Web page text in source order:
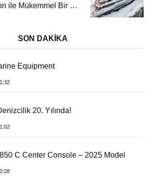
ile Mükemmel Bir Yat
SON DAKİKA
Equipment
20. Yılında!
C Center Console – 2025 Model